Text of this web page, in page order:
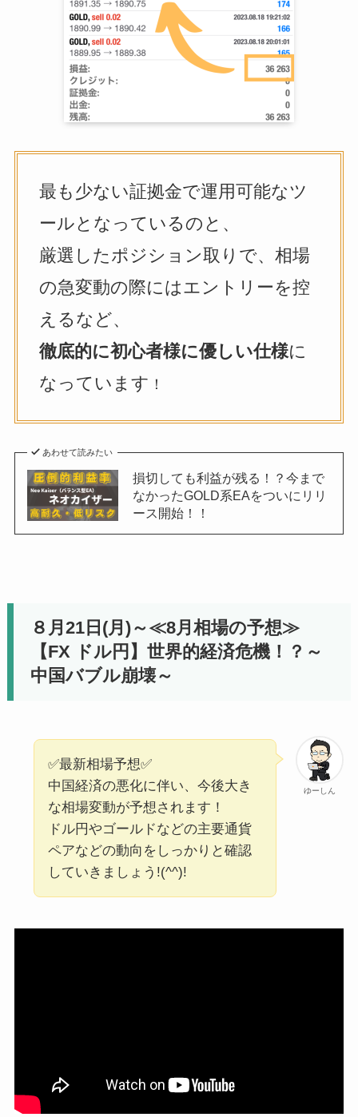
最も少ない証拠金で運用可能なツ
ールとなっているのと、
厳選したポジション取りで、相場
の急変動の際にはエントリーを控
えるなど、
徹底的に初心者様に優しい仕様に
なっています ！
あわせて読みたい
損切しても利益が残る！？今まで
なかったGOLD系EAをついにリリ
ース開始！！
８月21日(月)～≪8月相場の予想≫
【FX ドル円】世界的経済危機！？～
中国バブル崩壊～
ゆーしん
✅最新相場予想✅
中国経済の悪化に伴い、今後大き
な相場変動が予想されます！
ドル円やゴールドなどの主要通貨
ペアなどの動向をしっかりと確認
していきましょう!(^^)!